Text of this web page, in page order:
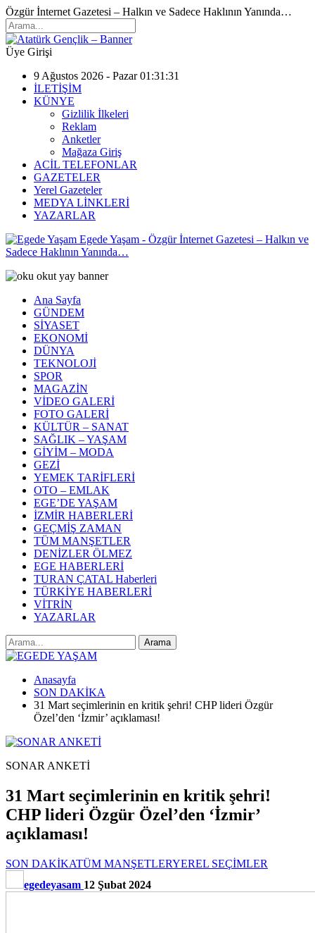
Özgür İnternet Gazetesi – Halkın ve Sadece Haklının Yanında…
Üye Girişi
9 Ağustos 2026 - Pazar 01:31:31
İLETİŞİM
KÜNYE
Gizlilik İlkeleri
Reklam
Anketler
Mağaza Giriş
ACİL TELEFONLAR
GAZETELER
Yerel Gazeteler
MEDYA LİNKLERİ
YAZARLAR
Egede Yaşam - Özgür İnternet Gazetesi – Halkın ve
Sadece Haklının Yanında…
Ana Sayfa
GÜNDEM
SİYASET
EKONOMİ
DÜNYA
TEKNOLOJİ
SPOR
MAGAZİN
VİDEO GALERİ
FOTO GALERİ
KÜLTÜR – SANAT
SAĞLIK – YAŞAM
GİYİM – MODA
GEZİ
YEMEK TARİFLERİ
OTO – EMLAK
EGE’DE YAŞAM
İZMİR HABERLERİ
GEÇMİŞ ZAMAN
TÜM MANŞETLER
DENİZLER ÖLMEZ
EGE HABERLERİ
TURAN ÇATAL Haberleri
TÜRKİYE HABERLERİ
VİTRİN
YAZARLAR
Anasayfa
SON DAKİKA
31 Mart seçimlerinin en kritik şehri! CHP lideri Özgür
Özel’den ‘İzmir’ açıklaması!
SONAR ANKETİ
31 Mart seçimlerinin en kritik şehri!
CHP lideri Özgür Özel’den ‘İzmir’
açıklaması!
SON DAKİKATÜM MANŞETLERYEREL SEÇİMLER
egedeyasam 12 Şubat 2024